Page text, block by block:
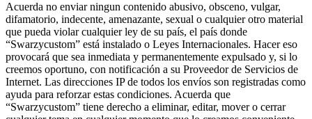
Acuerda no enviar ningun contenido abusivo, obsceno, vulgar,
difamatorio, indecente, amenazante, sexual o cualquier otro material
que pueda violar cualquier ley de su país, el país donde
“Swarzycustom” está instalado o Leyes Internacionales. Hacer eso
provocará que sea inmediata y permanentemente expulsado y, si lo
creemos oportuno, con notificación a su Proveedor de Servicios de
Internet. Las direcciones IP de todos los envíos son registradas como
ayuda para reforzar estas condiciones. Acuerda que
“Swarzycustom” tiene derecho a eliminar, editar, mover o cerrar